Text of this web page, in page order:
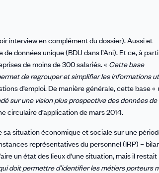
interview en complément du dossier). Aussi et
données unique (BDU dans l’Ani). Et ce, à
de moins de 300 salariés. « Cette base
de regrouper et simplifier les informations
d’emploi. De manière générale, cette base «
sur une vision plus prospective des données de
circulaire d’application de mars 2014.
situation économique et sociale sur une
représentatives du personnel (IRP) –
un état des lieux d’une situation, mais il restait
doit permettre d’identifier les métiers porteurs